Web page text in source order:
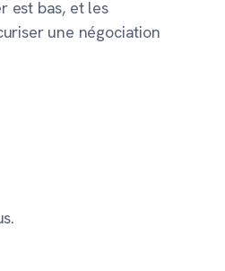
est bas, et les
une négociation